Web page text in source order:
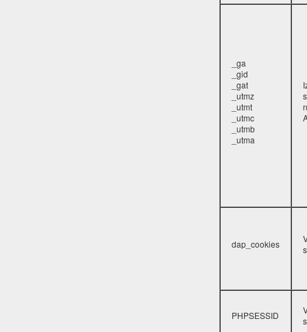
_ga
_gid
_gat
_utmz
_utmt
_utmc
_utmb
_utma
dap_cookies
PHPSESSID